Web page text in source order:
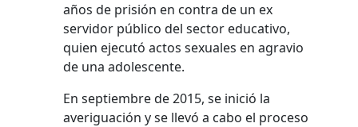
años de prisión en contra de un ex
servidor público del sector educativo,
quien ejecutó actos sexuales en agravio
de una adolescente.
En septiembre de 2015, se inició la
averiguación y se llevó a cabo el proceso